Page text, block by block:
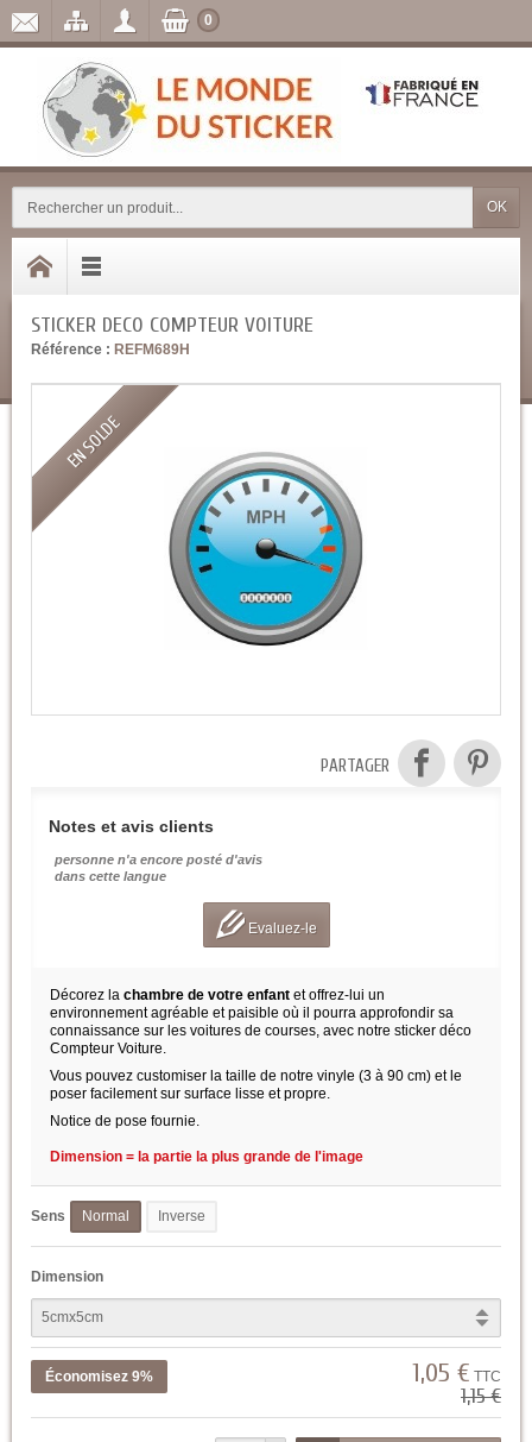
OK
0
STICKER DECO COMPTEUR VOITURE
Référence : REFM689H
EN SOLDE
PARTAGER
Notes et avis clients
personne n'a encore posté d'avis
dans cette langue
Evaluez-le
Décorez la chambre de votre enfant et offrez-lui un
environnement agréable et paisible où il pourra approfondir sa
connaissance sur les voitures de courses, avec notre sticker déco
Compteur Voiture.
Vous pouvez customiser la taille de notre vinyle (3 à 90 cm) et le
poser facilement sur surface lisse et propre.
Notice de pose fournie.
Dimension = la partie la plus grande de l'image
Sens Normal Inverse
Dimension
Économisez 9% 1,05 € TTC
1,15 €